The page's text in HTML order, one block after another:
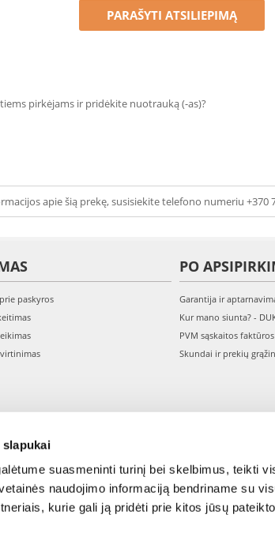
slapukai
suasmeninti turinį bei skelbimus, teikti
naudojimo informaciją bendriname su
kurie gali ją pridėti prie kitos jūsų
PARAŠYTI ATSILIEPIMĄ
pirkėjams ir pridėkite nuotrauką (-as)?
apie šią prekę, susisiekite telefono numeriu +370
paskyros
PO
Garantija ir
Kur mano siunta? -
PVM sąskaitos faktūros
Skundai ir prekių